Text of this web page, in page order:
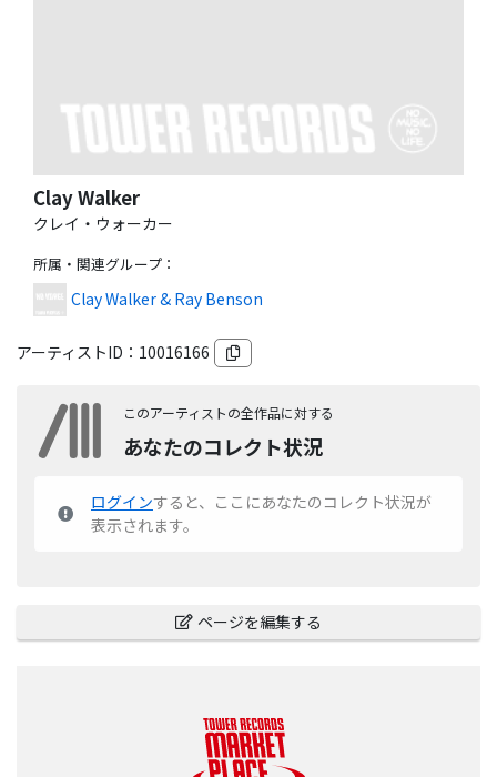
Clay Walker
クレイ・ウォーカー
所属・関連グループ ：
Clay Walker & Ray Benson
アーティストID： 10016166
このアーティストの全作品に対する
あなたのコレクト状況
ログインすると、ここにあなたのコレクト状況が
表示されます。
ページを編集する